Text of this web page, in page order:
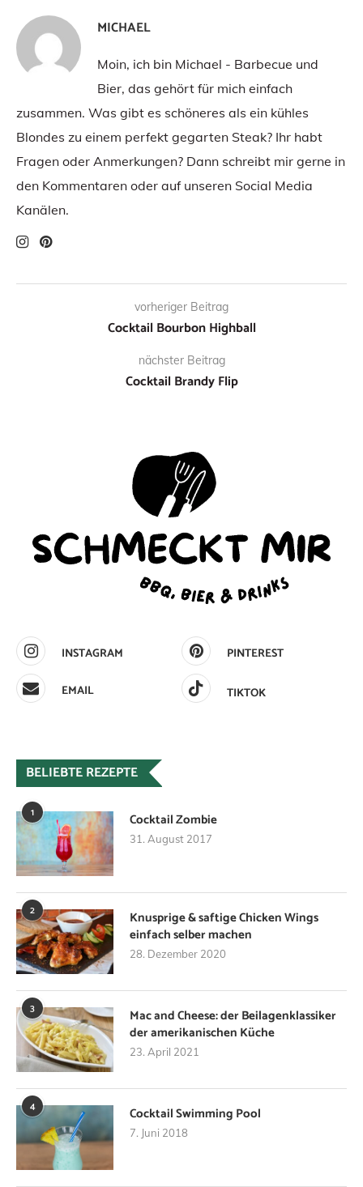
MICHAEL
Moin, ich bin Michael - Barbecue und
Bier, das gehört für mich einfach
zusammen. Was gibt es schöneres als ein kühles
Blondes zu einem perfekt gegarten Steak? Ihr habt
Fragen oder Anmerkungen? Dann schreibt mir gerne in
den Kommentaren oder auf unseren Social Media
Kanälen.
vorheriger Beitrag
Cocktail Bourbon Highball
nächster Beitrag
Cocktail Brandy Flip
INSTAGRAM
PINTEREST
EMAIL
TIKTOK
BELIEBTE REZEPTE
1 Cocktail Zombie
31. August 2017
2
Knusprige & saftige Chicken Wings
einfach selber machen
28. Dezember 2020
3
Mac and Cheese: der Beilagenklassiker
der amerikanischen Küche
23. April 2021
4 Cocktail Swimming Pool
7. Juni 2018